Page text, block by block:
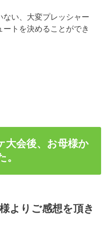
い、大変プレッシャー
トを決めることができ
大会後、お母様か
よりご感想を頂き